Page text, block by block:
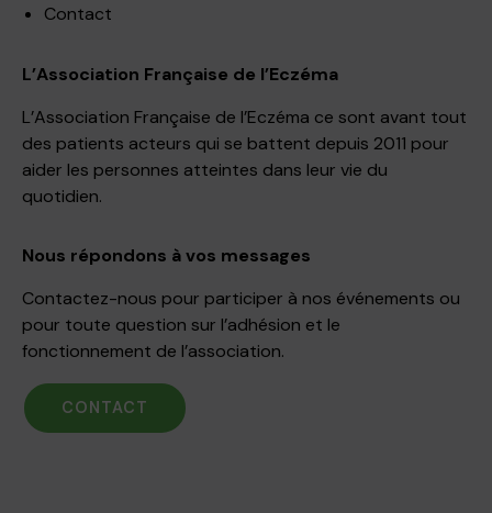
Contact
L’Association Française de l’Eczéma
L’Association Française de l’Eczéma ce sont avant tout
des patients acteurs qui se battent depuis 2011 pour
aider les personnes atteintes dans leur vie du
quotidien.
Nous répondons à vos messages
Contactez-nous pour participer à nos événements ou
pour toute question sur l’adhésion et le
fonctionnement de l’association.
CONTACT